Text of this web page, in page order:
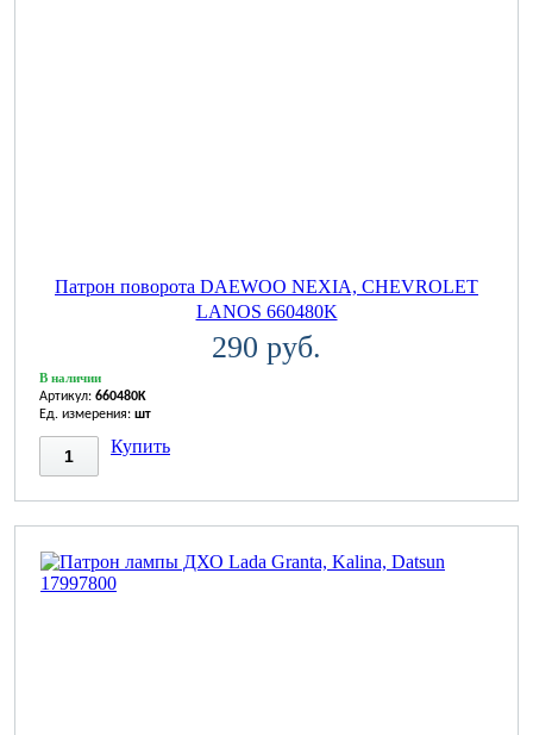
Патрон поворота DAEWOO NEXIA, CHEVROLET
LANOS 660480K
290 руб.
В наличии
Артикул: 660480K
Ед. измерения: шт
Купить